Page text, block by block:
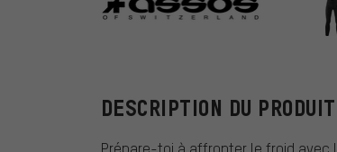
DESCRIPTION DU PRODUIT
Prépare-toi à affronter le froid avec